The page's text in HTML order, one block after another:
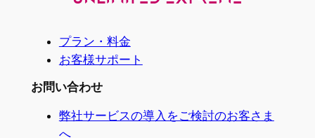
プラン・料金
お客様サポート
お問い合わせ
弊社サービスの導入をご検討のお客さま
へ